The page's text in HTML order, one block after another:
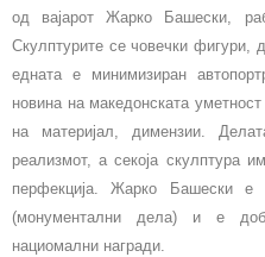
од вајарот Жарко Башески,
Скулптурите се човечки фигури,
едната е минимизиран
новина на македонската
на материјал, димензии.
реализмот, а секоја скулптура
перфекција. Жарко Башески е
(монументални дела) и е
нациомални награди.